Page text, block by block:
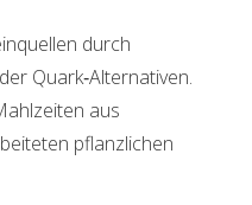
durch
Quark‑Alternativen.
aus
pflanzlichen